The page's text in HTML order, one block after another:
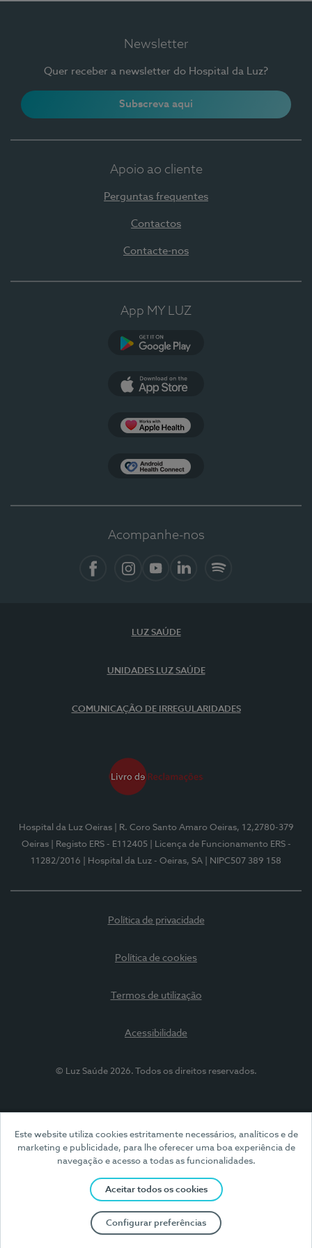
Este website utiliza cookies estritamente necessários, analíticos e de
marketing e publicidade, para lhe oferecer uma boa experiência de
navegação e acesso a todas as funcionalidades.
Aceitar todos os cookies
Configurar preferências
Newsletter
Quer receber a newsletter do Hospital da Luz?
Subscreva aqui
Apoio ao cliente
Perguntas frequentes
Contactos
Contacte-nos
App MY LUZ
Acompanhe-nos
LUZ SAÚDE
UNIDADES LUZ SAÚDE
COMUNICAÇÃO DE IRREGULARIDADES
Hospital da Luz Oeiras
| R. Coro Santo Amaro Oeiras, 12,2780-379
Oeiras
| Registo ERS - E112405
| Licença de Funcionamento ERS -
11282/2016
| Hospital da Luz - Oeiras, SA | NIPC507 389 158
Política de privacidade
Política de cookies
Termos de utilização
Acessibilidade
© Luz Saúde 2026. Todos os direitos reservados.